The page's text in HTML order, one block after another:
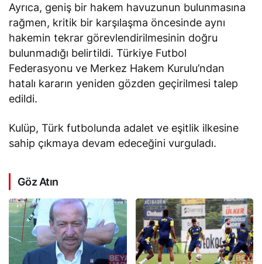
Ayrıca, geniş bir hakem havuzunun bulunmasına
rağmen, kritik bir karşılaşma öncesinde aynı
hakemin tekrar görevlendirilmesinin doğru
bulunmadığı belirtildi. Türkiye Futbol
Federasyonu ve Merkez Hakem Kurulu’ndan
hatalı kararın yeniden gözden geçirilmesi talep
edildi.
Kulüp, Türk futbolunda adalet ve eşitlik ilkesine
sahip çıkmaya devam edeceğini vurguladı.
Göz Atın